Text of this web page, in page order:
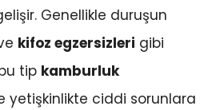
Genellikle duruşun
kifoz egzersizleri gibi
tip kamburluk
yetişkinlikte ciddi sorunlara